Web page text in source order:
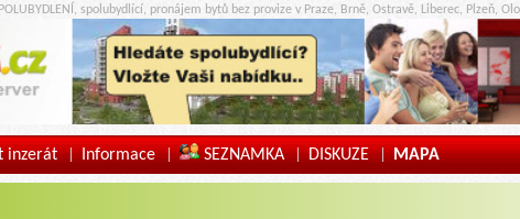
spolubydlící, pronájem bytů bez provize v Praze, Brně, Ostravě, Liberec, Plzeň,
inzerát | Informace | SEZNAMKA | DISKUZE | MAPA